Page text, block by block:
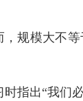
规模大不
指出“我们